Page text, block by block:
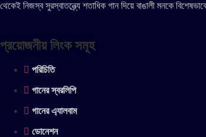
থেকেই নিজস্ব সুরস্বাতন্ত্র্যে শতাধিক গান দিয়ে বাঙালী মনকে
প্রয়োজনীয় লিংক সমূহ
পরিচিতি
গানের স্বরলিপি
গানের এ্যালবাম
ডোনেশন